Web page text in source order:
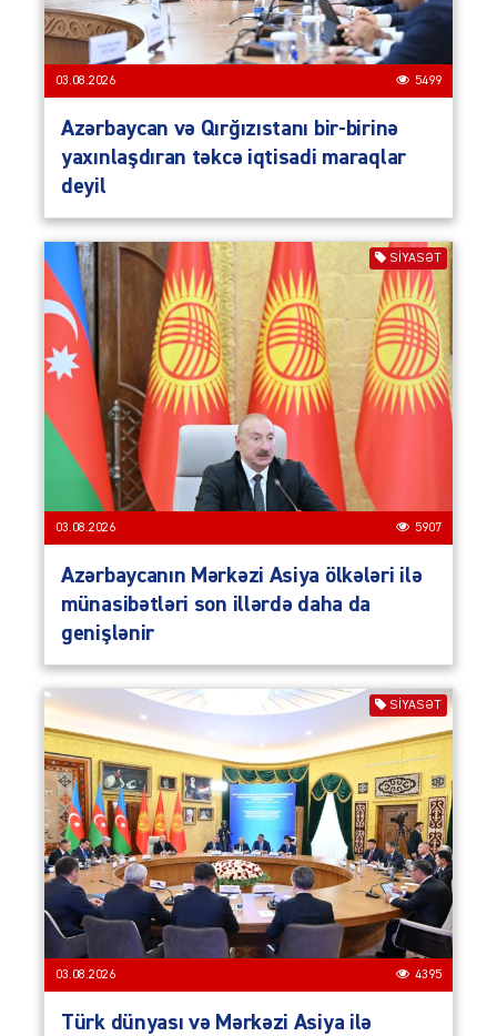
03.08.2026 5499
Azərbaycan və Qırğızıstanı bir-birinə
yaxınlaşdıran təkcə iqtisadi maraqlar
deyil
SIYASƏT
03.08.2026 5907
Azərbaycanın Mərkəzi Asiya ölkələri ilə
münasibətləri son illərdə daha da
genişlənir
SIYASƏT
03.08.2026 4395
Türk dünyası və Mərkəzi Asiya ilə